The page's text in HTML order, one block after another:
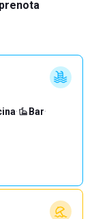
· Bar·